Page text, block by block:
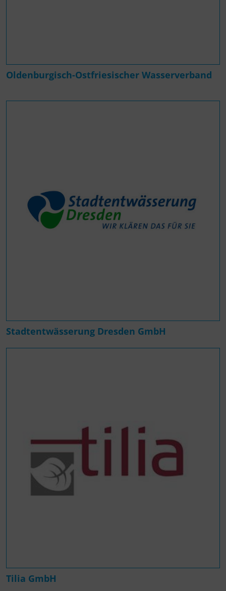
Oldenburgisch-Ostfriesischer Wasserverband
Stadtentwässerung Dresden GmbH
Tilia GmbH